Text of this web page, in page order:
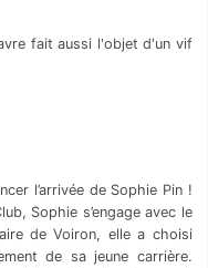
fait aussi l'objet d'un vif
l’arrivée de Sophie Pin !
Sophie s’engage avec le
de Voiron, elle a choisi
de sa jeune carrière.